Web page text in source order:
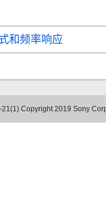
和频率响应
21(1) Copyright 2019 Sony